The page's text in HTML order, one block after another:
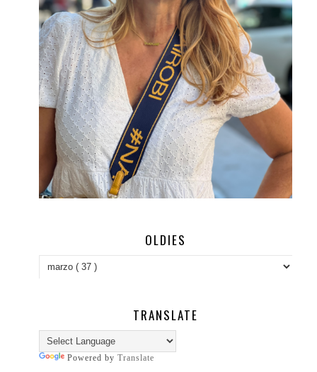
OLDIES
TRANSLATE
Powered by Translate